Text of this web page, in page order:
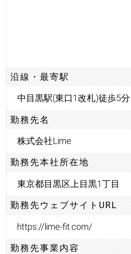
沿線・最寄駅
中目黒駅(東口1改札)徒歩5分
勤務先名
株式会社Lime
勤務先本社所在地
東京都目黒区上目黒1丁目
勤務先ウェブサイトURL
https://lime-fit.com/
勤務先事業内容